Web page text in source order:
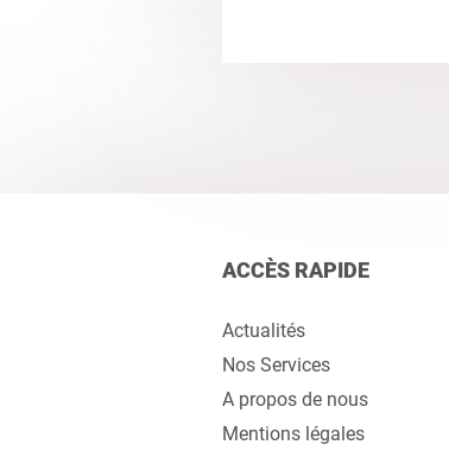
ACCÈS RAPIDE
Actualités
Nos Services
A propos de nous
Mentions légales